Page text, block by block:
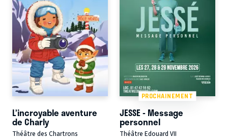
L’incroyable aventure
de Charly
Théâtre des Chartrons
PROCHAINEMENT
JESSE - Message
personnel
Théâtre Edouard VII